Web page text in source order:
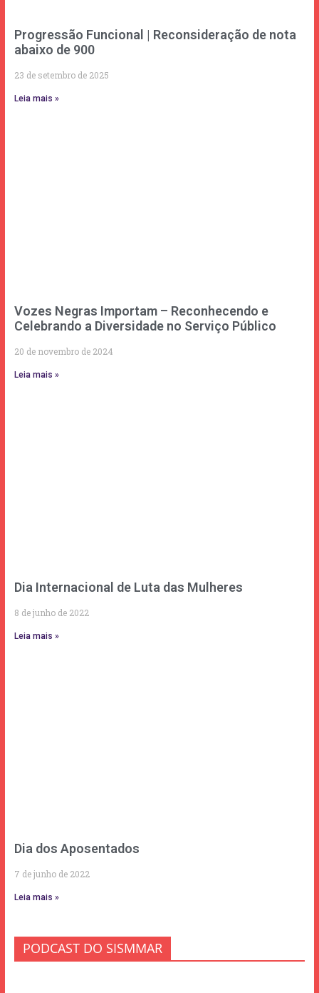
Progressão Funcional | Reconsideração de nota
abaixo de 900
23 de setembro de 2025
Leia mais »
Vozes Negras Importam – Reconhecendo e
Celebrando a Diversidade no Serviço Público
20 de novembro de 2024
Leia mais »
Dia Internacional de Luta das Mulheres
8 de junho de 2022
Leia mais »
Dia dos Aposentados
7 de junho de 2022
Leia mais »
PODCAST DO SISMMAR